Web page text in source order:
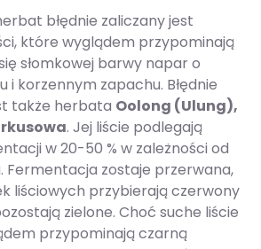
błędnie zaliczany jest
które wyglądem przypominają
słomkowej barwy napar o
i korzennym zapachu. Błędnie
także herbata Oolong (Ulung),
. Jej liście podlegają
w 20-50 % w zależności od
Fermentacja zostaje przerwana,
liściowych przybierają czerwony
zielone. Choć suche liście
przypominają czarną